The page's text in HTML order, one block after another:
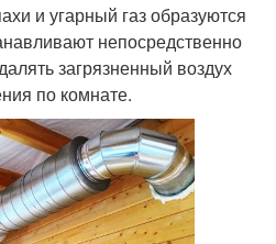
и угарный газ образуются
непосредственно
загрязненный воздух
по комнате.